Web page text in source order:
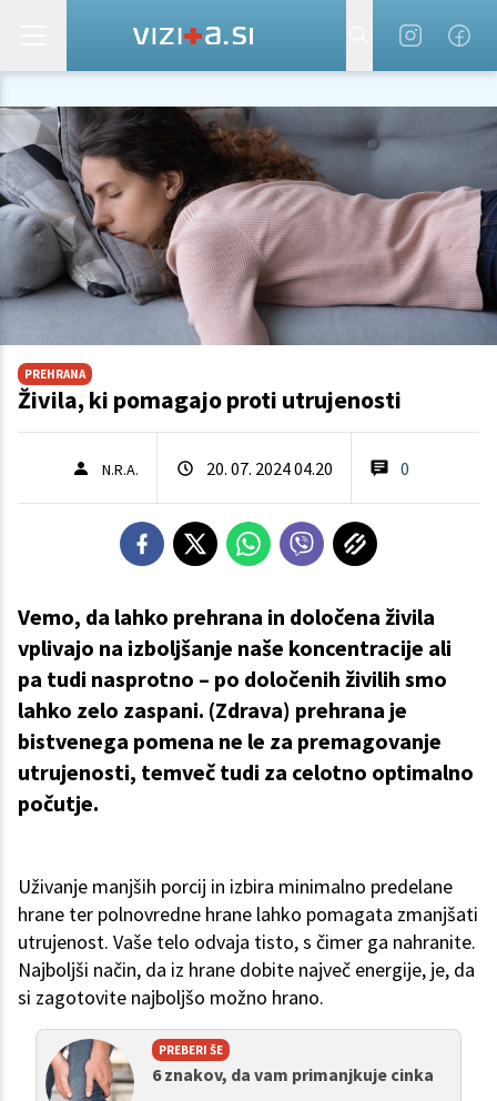
PREHRANA
Živila, ki pomagajo proti utrujenosti
N.R.A. 20. 07. 2024 04.20 0
Vemo, da lahko prehrana in določena živila
vplivajo na izboljšanje naše koncentracije ali
pa tudi nasprotno – po določenih živilih smo
lahko zelo zaspani. (Zdrava) prehrana je
bistvenega pomena ne le za premagovanje
utrujenosti, temveč tudi za celotno optimalno
počutje.
Uživanje manjših porcij in izbira minimalno predelane
hrane ter polnovredne hrane lahko pomagata zmanjšati
utrujenost. Vaše telo odvaja tisto, s čimer ga nahranite.
Najboljši način, da iz hrane dobite največ energije, je, da
si zagotovite najboljšo možno hrano.
PREBERI ŠE
6 znakov, da vam primanjkuje cinka